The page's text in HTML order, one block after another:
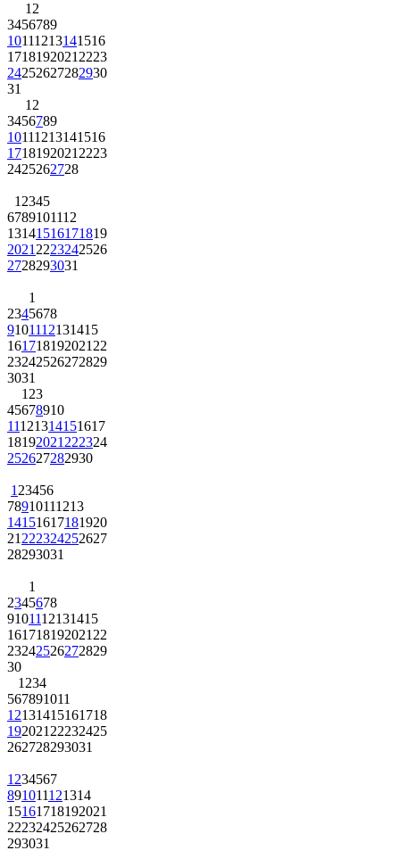
1 2
3456789
10111213141516
1718192021 2223
24252627282930
31
1 2
3456789
10111213141516
1718192021 2223
2425262728
1 2345
6789101112
13141516171819
2021 2223242526
2728293031
1
2345678
9101112131415
161718192021 22
23242526272829
3031
1 23
45678910
11121314151617
18192021 222324
252627282930
1 23456
78910111213
14151617181920
21 222324252627
28293031
1
2345678
9101112131415
161718192021 22
23242526272829
30
1 234
567891011
12131415161718
192021 22232425
262728293031
1 234567
891011121314
15161718192021
22232425262728
293031